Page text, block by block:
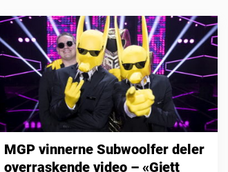
MGP vinnerne Subwoolfer deler
overraskende video – «Gjett